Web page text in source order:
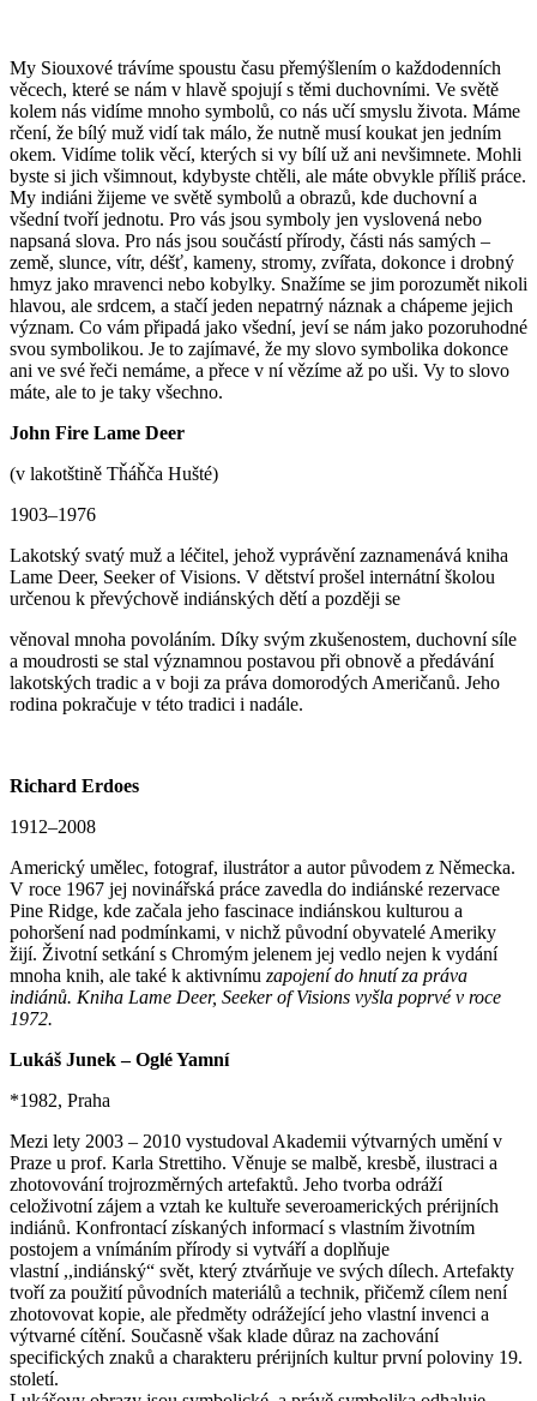
My Siouxové trávíme spoustu času přemýšlením o každodenních
věcech, které se nám v hlavě spojují s těmi duchovními. Ve světě
kolem nás vidíme mnoho symbolů, co nás učí smyslu života. Máme
rčení, že bílý muž vidí tak málo, že nutně musí koukat jen jedním
okem. Vidíme tolik věcí, kterých si vy bílí už ani nevšimnete. Mohli
byste si jich všimnout, kdybyste chtěli, ale máte obvykle příliš práce.
My indiáni žijeme ve světě symbolů a obrazů, kde duchovní a
všední tvoří jednotu. Pro vás jsou symboly jen vyslovená nebo
napsaná slova. Pro nás jsou součástí přírody, části nás samých –
země, slunce, vítr, déšť, kameny, stromy, zvířata, dokonce i drobný
hmyz jako mravenci nebo kobylky. Snažíme se jim porozumět nikoli
hlavou, ale srdcem, a stačí jeden nepatrný náznak a chápeme jejich
význam. Co vám připadá jako všední, jeví se nám jako pozoruhodné
svou symbolikou. Je to zajímavé, že my slovo symbolika dokonce
ani ve své řeči nemáme, a přece v ní vězíme až po uši. Vy to slovo
máte, ale to je taky všechno.
John Fire Lame Deer
(v lakotštině Tȟáȟča Hušté)
1903–1976
Lakotský svatý muž a léčitel, jehož vyprávění zaznamenává kniha
Lame Deer, Seeker of Visions. V dětství prošel internátní školou
určenou k převýchově indiánských dětí a později se
věnoval mnoha povoláním. Díky svým zkušenostem, duchovní síle
a moudrosti se stal významnou postavou při obnově a předávání
lakotských tradic a v boji za práva domorodých Američanů. Jeho
rodina pokračuje v této tradici i nadále.
Richard Erdoes
1912–2008
Americký umělec, fotograf, ilustrátor a autor původem z Německa.
V roce 1967 jej novinářská práce zavedla do indiánské rezervace
Pine Ridge, kde začala jeho fascinace indiánskou kulturou a
pohoršení nad podmínkami, v nichž původní obyvatelé Ameriky
žijí. Životní setkání s Chromým jelenem jej vedlo nejen k vydání
mnoha knih, ale také k aktivnímu zapojení do hnutí za práva
indiánů. Kniha Lame Deer, Seeker of Visions vyšla poprvé v roce
1972.
Lukáš Junek – Oglé Yamní
*1982, Praha
Mezi lety 2003 – 2010 vystudoval Akademii výtvarných umění v
Praze u prof. Karla Strettiho. Věnuje se malbě, kresbě, ilustraci a
zhotovování trojrozměrných artefaktů. Jeho tvorba odráží
celoživotní zájem a vztah ke kultuře severoamerických prérijních
indiánů. Konfrontací získaných informací s vlastním životním
postojem a vnímáním přírody si vytváří a doplňuje
vlastní ,,indiánský“ svět, který ztvárňuje ve svých dílech. Artefakty
tvoří za použití původních materiálů a technik, přičemž cílem není
zhotovovat kopie, ale předměty odrážející jeho vlastní invenci a
výtvarné cítění. Současně však klade důraz na zachování
specifických znaků a charakteru prérijních kultur první poloviny 19.
století.